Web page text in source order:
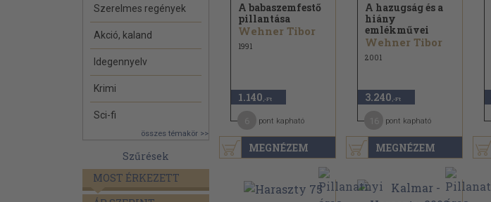
Szerelmes regények
Akció, kaland
Idegennyelv
Krimi
Sci-fi
összes témakör >>
Szűrések
MOST ÉRKEZETT
MEGNÉZEM
A babaszemfestő
pillantása
Wehner Tibor
1991
1.140 ,-Ft
pont kapható
MEGNÉZEM
A hazugság és a
hiány
emlékművei
Wehner Tibor
2001
3.240 ,-Ft
pont kapható